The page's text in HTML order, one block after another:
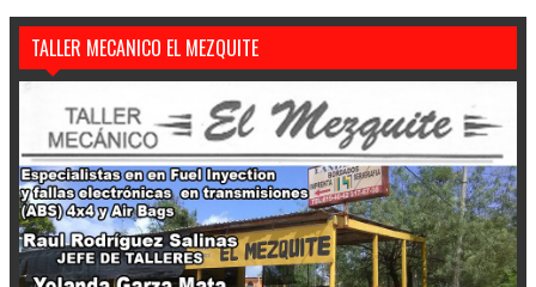
TALLER MECANICO EL MEZQUITE